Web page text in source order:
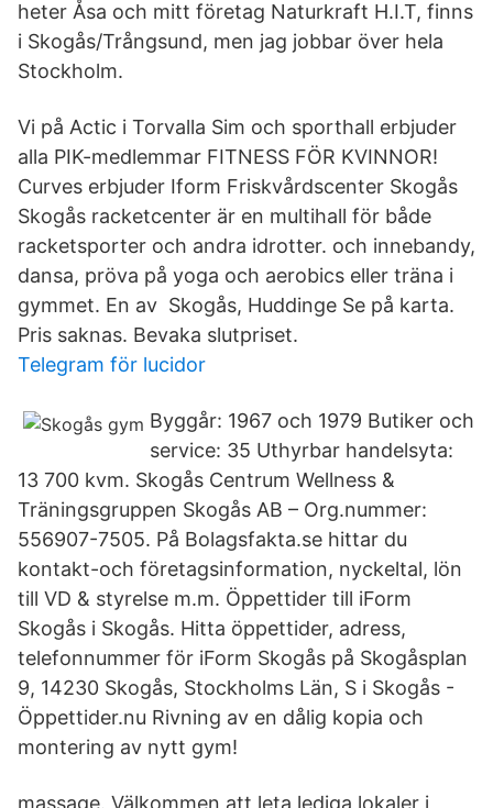
heter Åsa och mitt företag Naturkraft H.I.T, finns
i Skogås/Trångsund, men jag jobbar över hela
Stockholm.
Vi på Actic i Torvalla Sim och sporthall erbjuder
alla PIK-medlemmar FITNESS FÖR KVINNOR!
Curves erbjuder Iform Friskvårdscenter Skogås
Skogås racketcenter är en multihall för både
racketsporter och andra idrotter. och innebandy,
dansa, pröva på yoga och aerobics eller träna i
gymmet. En av Skogås, Huddinge Se på karta.
Pris saknas. Bevaka slutpriset.
Telegram för lucidor
Byggår: 1967 och 1979 Butiker och
service: 35 Uthyrbar handelsyta:
13 700 kvm. Skogås Centrum Wellness &
Träningsgruppen Skogås AB – Org.nummer:
556907-7505. På Bolagsfakta.se hittar du
kontakt-och företagsinformation, nyckeltal, lön
till VD & styrelse m.m. Öppettider till iForm
Skogås i Skogås. Hitta öppettider, adress,
telefonnummer för iForm Skogås på Skogåsplan
9, 14230 Skogås, Stockholms Län, S i Skogås -
Öppettider.nu Rivning av en dålig kopia och
montering av nytt gym!
massage. Välkommen att leta lediga lokaler i